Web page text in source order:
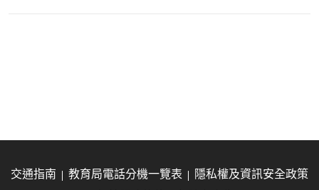
交通指南 教育局電話分機一覽表
隱私權及資訊安全政策